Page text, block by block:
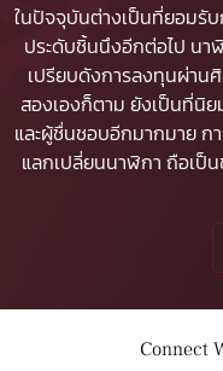
ในปัจจุบันต่างเป็นที่ยอมรับ
ประดับชิ้นนึงอีกต่อไป น
เปรียบดังการลงทุนผ่าน
สองเองก็ตาม ยังเป็นที่นิ
และผู้ชื่นชอบอีกมากมายก
แลกเปลี่ยนนาฬิกา ถือเป็
Connect